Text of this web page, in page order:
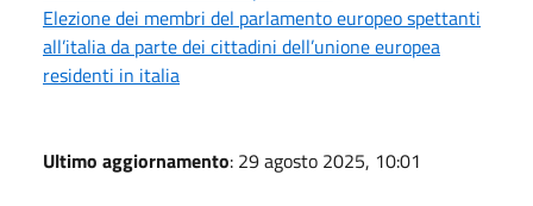
Elezione dei membri del parlamento europeo spettanti
all’italia da parte dei cittadini dell’unione europea
residenti in italia
Ultimo aggiornamento: 29 agosto 2025, 10:01